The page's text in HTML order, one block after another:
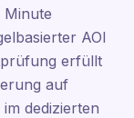
AOI
erfüllt
auf
dedizierten